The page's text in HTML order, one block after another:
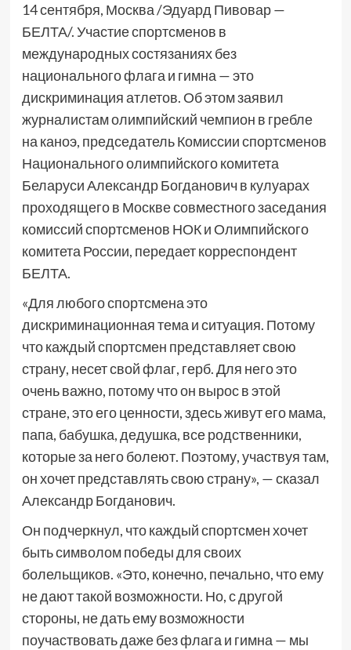
14 сентября, Москва /Эдуард Пивовар —
БЕЛТА/. Участие спортсменов в
международных состязаниях без
национального флага и гимна — это
дискриминация атлетов. Об этом заявил
журналистам олимпийский чемпион в гребле
на каноэ, председатель Комиссии спортсменов
Национального олимпийского комитета
Беларуси Александр Богданович в кулуарах
проходящего в Москве совместного заседания
комиссий спортсменов НОК и Олимпийского
комитета России, передает корреспондент
БЕЛТА.
«Для любого спортсмена это
дискриминационная тема и ситуация. Потому
что каждый спортсмен представляет свою
страну, несет свой флаг, герб. Для него это
очень важно, потому что он вырос в этой
стране, это его ценности, здесь живут его мама,
папа, бабушка, дедушка, все родственники,
которые за него болеют. Поэтому, участвуя там,
он хочет представлять свою страну», — сказал
Александр Богданович.
Он подчеркнул, что каждый спортсмен хочет
быть символом победы для своих
болельщиков. «Это, конечно, печально, что ему
не дают такой возможности. Но, с другой
стороны, не дать ему возможности
поучаствовать даже без флага и гимна — мы